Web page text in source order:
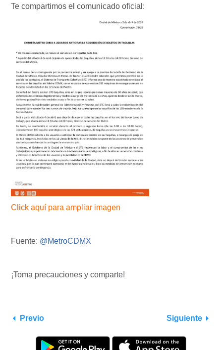
Te compartimos el comunicado oficial:
Click aquí para ampliar imagen
Fuente: @MetroCDMX
¡Toma precauciones y comparte!
Previo Siguiente